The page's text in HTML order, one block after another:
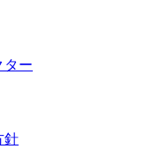
ター
針